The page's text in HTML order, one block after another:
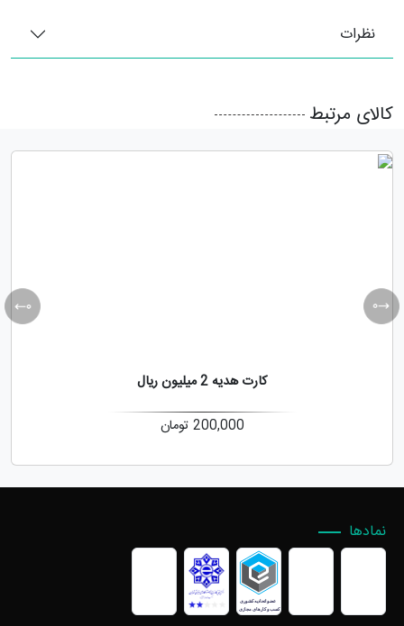
نظرات
کالای مرتبط
کارت هدیه 2 میلیون ریال
200,000 تومان
نمادها